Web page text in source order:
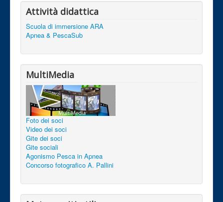
Attività didattica
Scuola di immersione ARA
Apnea & PescaSub
MultiMedia
Foto dei soci
Video dei soci
Gite dei soci
Gite sociali
Agonismo Pesca in Apnea
Concorso fotografico A. Pallini